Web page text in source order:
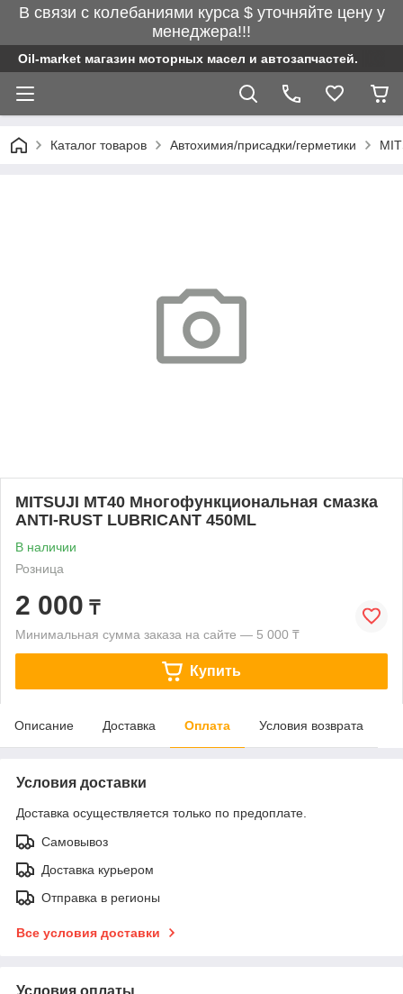
В связи с колебаниями курса $ уточняйте цену у
менеджера!!!
Oil-market магазин моторных масел и автозапчастей.
Каталог товаров Автохимия/присадки/герметики
MITSUJI MT40 Многофункциональная смазка
ANTI-RUST LUBRICANT 450ML
В наличии
Розница
2 000 ₸
Минимальная сумма заказа на сайте — 5 000 ₸
Купить
Описание Доставка Оплата Условия возврата
Условия доставки
Доставка осуществляется только по предоплате.
Самовывоз
Доставка курьером
Отправка в регионы
Все условия доставки
Условия оплаты